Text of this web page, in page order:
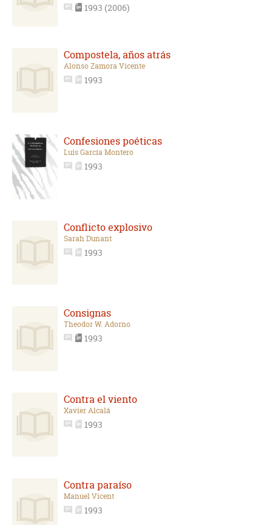
1993 (2006)
Compostela, años atrás
Alonso Zamora Vicente
1993
Confesiones poéticas
Luis García Montero
1993
Conflicto explosivo
Sarah Dunant
1993
Consignas
Theodor W. Adorno
1993
Contra el viento
Xavier Alcalá
1993
Contra paraíso
Manuel Vicent
1993